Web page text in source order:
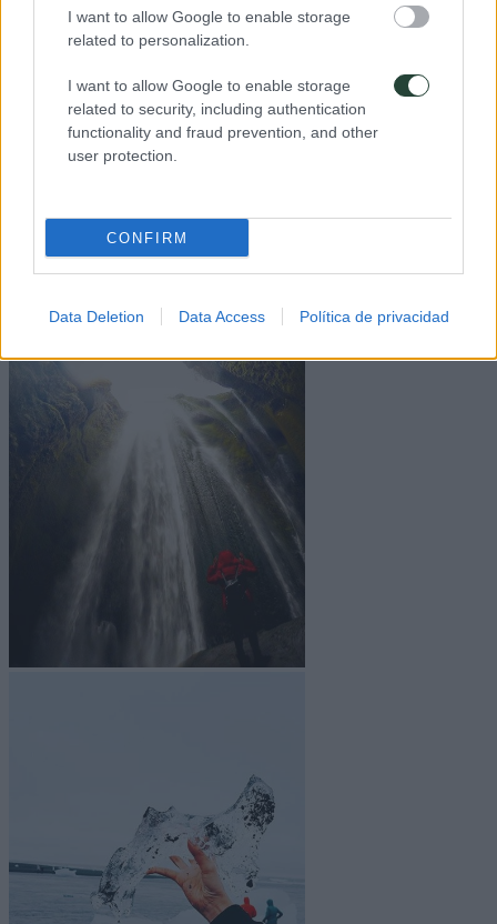
I want to allow Google to enable storage
related to personalization.
I want to allow Google to enable storage
related to security, including authentication
functionality and fraud prevention, and other
user protection.
CONFIRM
Data Deletion Data Access Política de privacidad
una gran grieta en la roca y necesitas caminar a través de
una pequeña cueva para encontrar las cataratas. Una vez
roca cubiertas de musgo y el agua chocando contra la poza
poco profunda. Como es menos conocida, hay muchas
posibilidades de que no te encuentres a nadie.
Svartifoss
Vatnajokull, Svartifoss no se accesible desde la carretera,
pero vale la pena la caminata de ida y vuelta de 90 minutos
que forman la pared empinada de la que cae el agua.